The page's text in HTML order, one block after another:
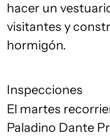
hacer un
visitantes y
hormigón.
Inspecciones
El martes
Paladino Dante